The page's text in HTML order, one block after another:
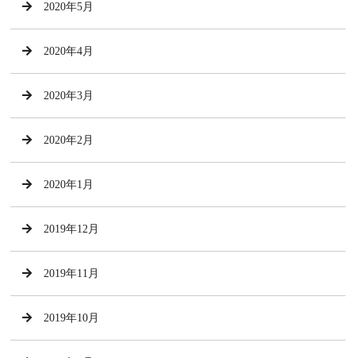
2020年5月
2020年4月
2020年3月
2020年2月
2020年1月
2019年12月
2019年11月
2019年10月